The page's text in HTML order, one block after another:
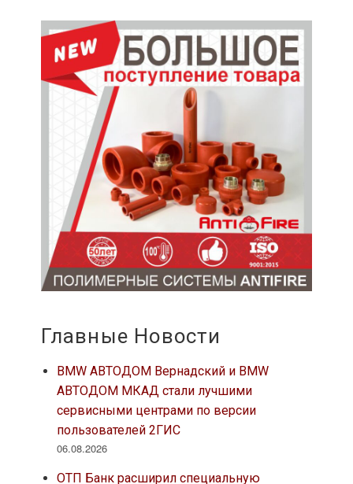
Главные Новости
BMW АВТОДОМ Вернадский и BMW
АВТОДОМ МКАД стали лучшими
сервисными центрами по версии
пользователей 2ГИС
06.08.2026
ОТП Банк расширил специальную